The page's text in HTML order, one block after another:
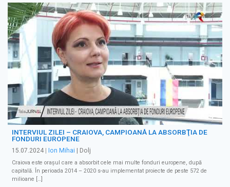
INTERVIUL ZILEI – CRAIOVA, CAMPIOANĂ LA ABSORBŢIA DE
FONDURI EUROPENE
15.07.2024 | Ion Mihai | Dolj
Craiova este oraşul care a absorbit cele mai multe fonduri europene, după
capitală. În perioada 2014 – 2020 s-au implementat proiecte de peste 572 de
milioane […]